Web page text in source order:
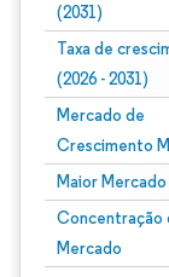
(2031)
Taxa de
(2026 - 2031)
Mercado de
Crescimento
Maior Mercado
Concentração
Mercado